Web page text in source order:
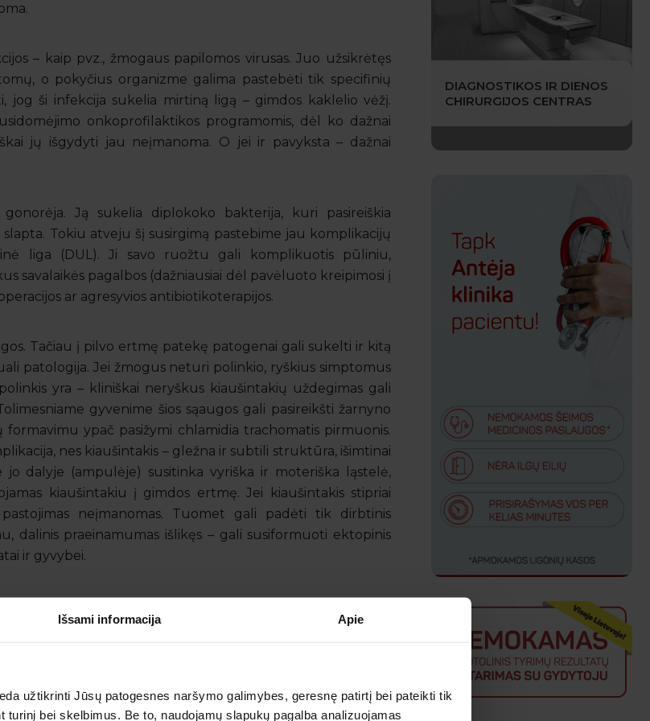
Išsami informacija Apie
užtikrinti Jūsų patogesnes naršymo galimybes, geresnę patirtį bei pateikti tik
bei skelbimus. Be to, naudojamų slapukų pagalba analizuojamas
– kaip pvz., žmogaus papilomos virusas. Juo užsikrėtęs
o pokyčius organizme galima pastebėti tik specifinių
jog ši infekcija sukelia mirtiną ligą – gimdos kaklelio vėžį.
onkoprofilaktikos programomis, dėl ko dažnai
jų išgydyti jau neįmanoma. O jei ir pavyksta – dažnai
Ją sukelia diplokoko bakterija, kuri pasireiškia
Tokiu atveju šį susirgimą pastebime jau komplikacijų
liga (DUL). Ji savo ruožtu gali komplikuotis pūliniu,
savalaikės pagalbos (dažniausiai dėl pavėluoto kreipimosi į
ar agresyvios antibiotikoterapijos.
Tačiau į pilvo ertmę patekę patogenai gali sukelti ir kitą
patologija. Jei žmogus neturi polinkio, ryškius simptomus
yra – kliniškai neryškus kiaušintakių uždegimas gali
gyvenime šios sąaugos gali pasireikšti žarnyno
ypač pasižymi chlamidia trachomatis pirmuonis.
nes kiaušintakis – gležna ir subtili struktūra, išimtinai
jo dalyje (ampulėje) susitinka vyriška ir moteriška ląstelė,
kiaušintakiu į gimdos ertmę. Jei kiaušintakis stipriai
neįmanomas. Tuomet gali padėti tik dirbtinis
dalinis praeinamumas išlikęs – gali susiformuoti ektopinis
ir gyvybei.
kad serga tam tikromis lytiškai plintančiomis
vaisių. Ryškiausias pavyzdys – įgimtas sifilis. ŽIV infekuota
(vertikalioji transmisija).
DIAGNOSTIKOS IR DIENOS
CHIRURGIJOS CENTRAS